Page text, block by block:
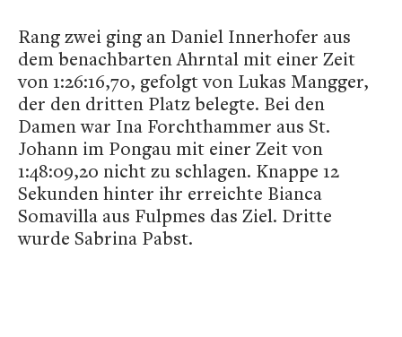
Rang zwei ging an Daniel Innerhofer aus
dem benachbarten Ahrntal mit einer Zeit
von 1:26:16,70, gefolgt von Lukas Mangger,
der den dritten Platz belegte. Bei den
Damen war Ina Forchthammer aus St.
Johann im Pongau mit einer Zeit von
1:48:09,20 nicht zu schlagen. Knappe 12
Sekunden hinter ihr erreichte Bianca
Somavilla aus Fulpmes das Ziel. Dritte
wurde Sabrina Pabst.